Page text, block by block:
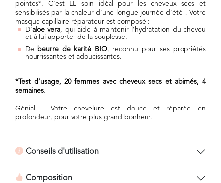
pointes*. C’est LE soin idéal pour les cheveux secs et
sensibilisés par la chaleur d’une longue journée d’été ! Votre
masque capillaire réparateur est composé :
D’aloe vera, qui aide à maintenir l’hydratation du cheveu
et à lui apporter de la souplesse.
De
beurre de karité BIO, reconnu pour ses propriétés
nourrissantes et adoucissantes.
*Test d’usage, 20 femmes avec cheveux secs et abimés, 4
semaines.
Génial ! Votre chevelure est douce et réparée en
profondeur, pour votre plus grand bonheur.
Conseils d'utilisation
Composition